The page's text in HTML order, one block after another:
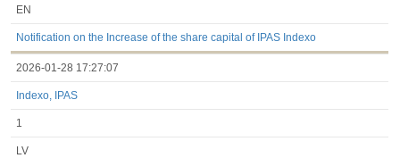
EN
Notification on the Increase of the share capital of IPAS Indexo
2026-01-28 17:27:07
Indexo, IPAS
1
LV